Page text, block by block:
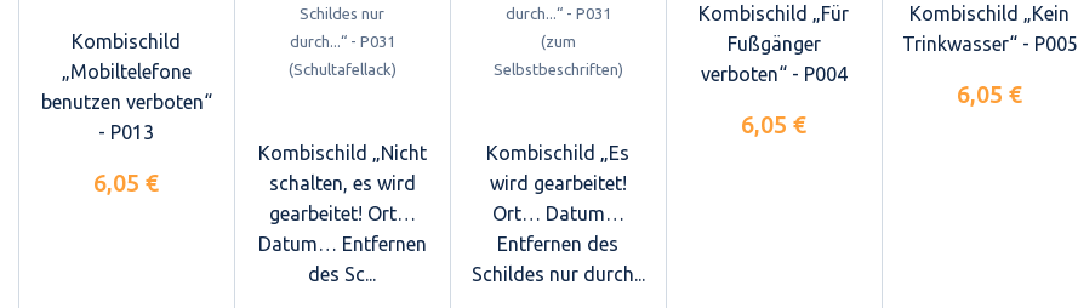
Kombischild
„Mobiltelefone
benutzen verboten“
- P013
6,05 €
Kombischild „Nicht
schalten, es wird
gearbeitet! Ort…
Datum… Entfernen
des Sc...
Kombischild „Es
wird gearbeitet!
Ort… Datum…
Entfernen des
Schildes nur durch...
Kombischild „Für
Fußgänger
verboten“ - P004
6,05 €
Kombischild „Kein
Trinkwasser“ - P005
6,05 €